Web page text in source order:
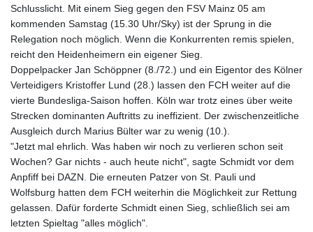
Schlusslicht. Mit einem Sieg gegen den FSV Mainz 05 am
kommenden Samstag (15.30 Uhr/Sky) ist der Sprung in die
Relegation noch möglich. Wenn die Konkurrenten remis spielen,
reicht den Heidenheimern ein eigener Sieg.
Doppelpacker Jan Schöppner (8./72.) und ein Eigentor des Kölner
Verteidigers Kristoffer Lund (28.) lassen den FCH weiter auf die
vierte Bundesliga-Saison hoffen. Köln war trotz eines über weite
Strecken dominanten Auftritts zu ineffizient. Der zwischenzeitliche
Ausgleich durch Marius Bülter war zu wenig (10.).
"Jetzt mal ehrlich. Was haben wir noch zu verlieren schon seit
Wochen? Gar nichts - auch heute nicht", sagte Schmidt vor dem
Anpfiff bei DAZN. Die erneuten Patzer von St. Pauli und
Wolfsburg hatten dem FCH weiterhin die Möglichkeit zur Rettung
gelassen. Dafür forderte Schmidt einen Sieg, schließlich sei am
letzten Spieltag "alles möglich".